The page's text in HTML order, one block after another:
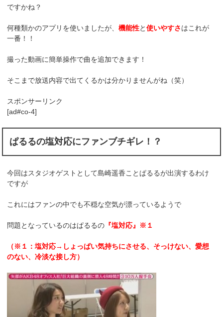
ですかね？
何種類かのアプリを使いましたが、機能性と使いやすさはこれが
一番！！
撮った動画に簡単操作で曲を追加できます！
そこまで放送内容で出てくるかは分かりませんがね（笑）
スポンサーリンク
[ad#co-4]
ぱるるの塩対応にファンブチギレ！？
今回はスタジオゲストとして島崎遥香ことぱるるが出演するわけ
ですが
これにはファンの中でも不穏な空気が漂っているようで
問題となっているのはぱるるの 『塩対応』※１
（※１：塩対応→しょっぱい気持ちにさせる、そっけない、愛想
のない、冷淡な接し方）